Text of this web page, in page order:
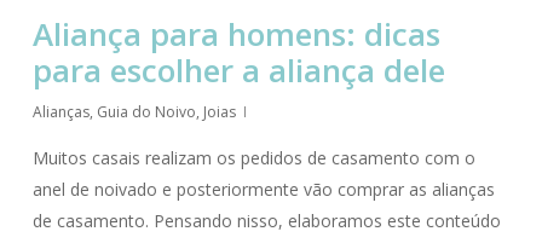
Aliança para homens: dicas
para escolher a aliança dele
Alianças, Guia do Noivo, Joias
Muitos casais realizam os pedidos de casamento com o
anel de noivado e posteriormente vão comprar as alianças
de casamento. Pensando nisso, elaboramos este conteúdo